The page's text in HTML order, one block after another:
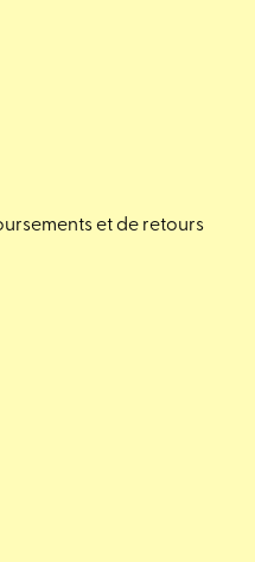
et de retours